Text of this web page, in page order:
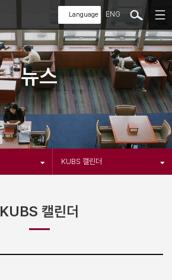
ENG
뉴스
KUBS 캘린더
KUBS 캘린더